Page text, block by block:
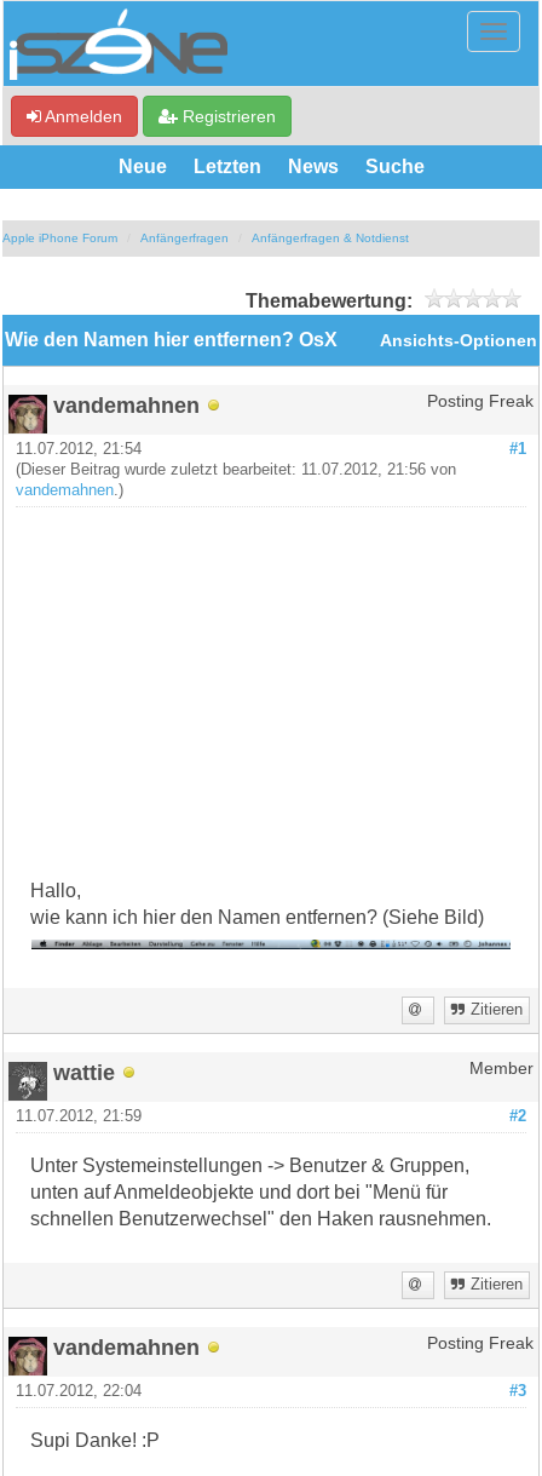
Anmelden Registrieren
Neue Letzten News Suche
Apple iPhone Forum Anfängerfragen Anfängerfragen & Notdienst
Themabewertung:
Ansichts-Optionen
Wie den Namen hier entfernen? OsX
vandemahnen Posting Freak
#1
11.07.2012, 21:54
(Dieser Beitrag wurde zuletzt bearbeitet: 11.07.2012, 21:56 von
vandemahnen .)
Hallo,
wie kann ich hier den Namen entfernen? (Siehe Bild)
Zitieren
wattie Member
#2
11.07.2012, 21:59
Unter Systemeinstellungen -> Benutzer & Gruppen,
unten auf Anmeldeobjekte und dort bei "Menü für
schnellen Benutzerwechsel" den Haken rausnehmen.
Zitieren
vandemahnen Posting Freak
#3
11.07.2012, 22:04
Supi Danke! :P